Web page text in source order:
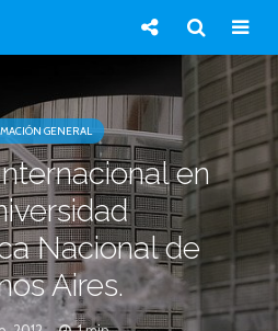
GENERAL
en
Nacional de
Aires.